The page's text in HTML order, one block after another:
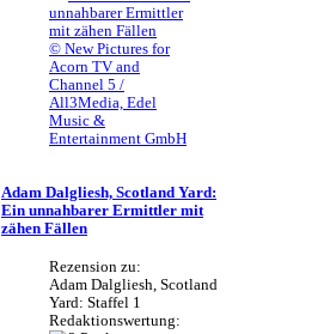
© New Pictures for
Acorn TV and
Channel 5 /
All3Media, Edel
Music &
Entertainment GmbH
Adam Dalgliesh, Scotland Yard:
Ein unnahbarer Ermittler mit
zähen Fällen
Rezension zu:
Adam Dalgliesh, Scotland
Yard: Staffel 1
Redaktionswertung: